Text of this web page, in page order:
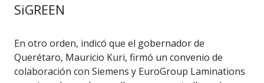
SiGREEN
En otro orden, indicó que el gobernador de
Querétaro, Mauricio Kuri, firmó un convenio de
colaboración con Siemens y EuroGroup Laminations